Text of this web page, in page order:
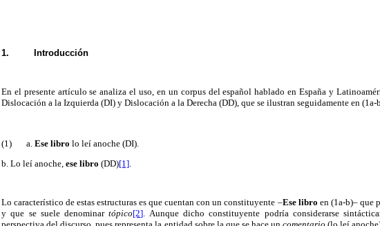
1. Introducción
En el presente artículo se analiza el uso, en un corpus del español hablado en España y
Dislocación a la Izquierda (DI) y Dislocación a la Derecha (DD), que se ilustran seguidamente en (1a-
(1) a. Ese libro lo leí anoche (DI).
b. Lo leí anoche, ese libro (DD)[1]
Lo característico de estas estructuras es que cuentan con un constituyente ‒Ese libro en (1a-b)‒ que
y que se suele denominartópico[2]. Aunque dicho constituyente podría considerarse